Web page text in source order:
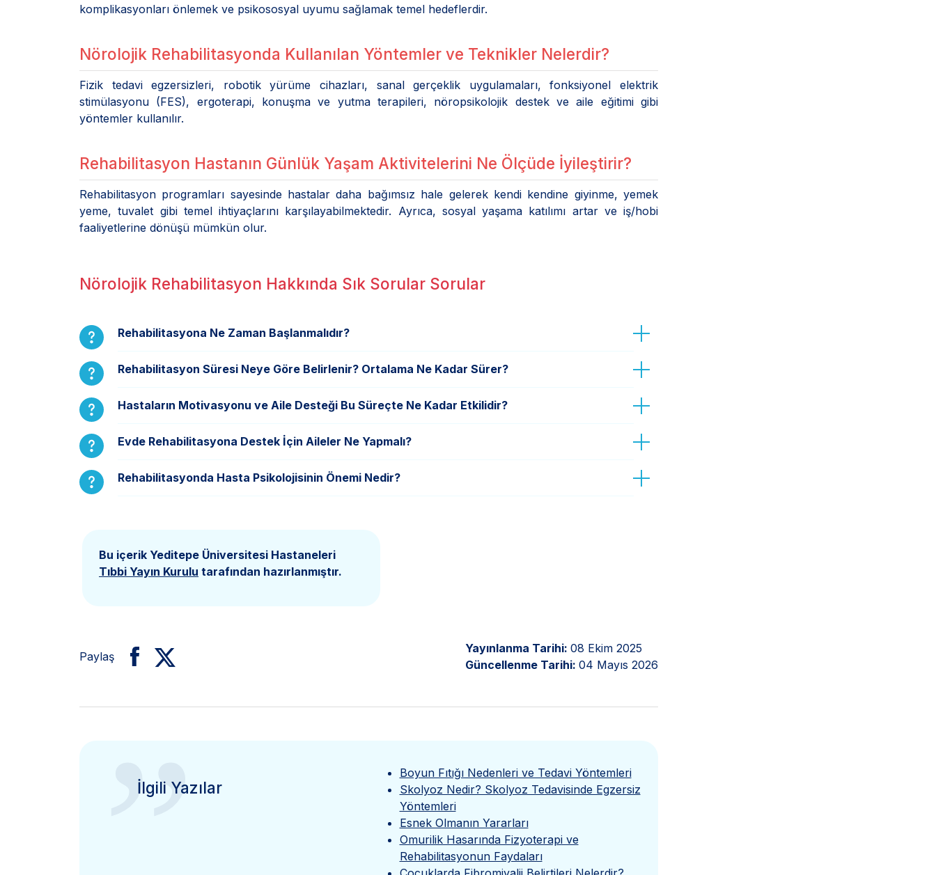
komplikasyonları önlemek ve psikososyal uyumu sağlamak temel hedeflerdir.
Nörolojik Rehabilitasyonda Kullanılan Yöntemler ve Teknikler Nelerdir?
Fizik tedavi egzersizleri, robotik yürüme cihazları, sanal gerçeklik uygulamaları, fonksiyonel elektrik
stimülasyonu (FES), ergoterapi, konuşma ve yutma terapileri, nöropsikolojik destek ve aile eğitimi gibi
yöntemler kullanılır.
Rehabilitasyon Hastanın Günlük Yaşam Aktivitelerini Ne Ölçüde İyileştirir?
Rehabilitasyon programları sayesinde hastalar daha bağımsız hale gelerek kendi kendine giyinme, yemek
yeme, tuvalet gibi temel ihtiyaçlarını karşılayabilmektedir. Ayrıca, sosyal yaşama katılımı artar ve iş/hobi
faaliyetlerine dönüşü mümkün olur.
Nörolojik Rehabilitasyon Hakkında Sık Sorular Sorular
Rehabilitasyona Ne Zaman Başlanmalıdır?
Rehabilitasyon Süresi Neye Göre Belirlenir? Ortalama Ne Kadar Sürer?
Hastaların Motivasyonu ve Aile Desteği Bu Süreçte Ne Kadar Etkilidir?
Evde Rehabilitasyona Destek İçin Aileler Ne Yapmalı?
Rehabilitasyonda Hasta Psikolojisinin Önemi Nedir?
Bu içerik Yeditepe Üniversitesi Hastaneleri
Tıbbi Yayın Kurulu tarafından hazırlanmıştır.
Paylaş
Yayınlanma Tarihi: 08 Ekim 2025
Güncellenme Tarihi: 04 Mayıs 2026
İlgili Yazılar
Boyun Fıtığı Nedenleri ve Tedavi Yöntemleri
Skolyoz Nedir? Skolyoz Tedavisinde Egzersiz
Yöntemleri
Esnek Olmanın Yararları
Omurilik Hasarında Fizyoterapi ve
Rehabilitasyonun Faydaları